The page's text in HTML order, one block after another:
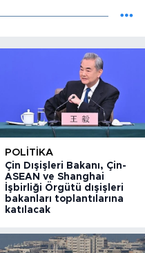
POLITIKA
Çin Dışişleri Bakanı, Çin-
ASEAN ve Shanghai
İşbirliği Örgütü dışişleri
bakanları toplantılarına
katılacak